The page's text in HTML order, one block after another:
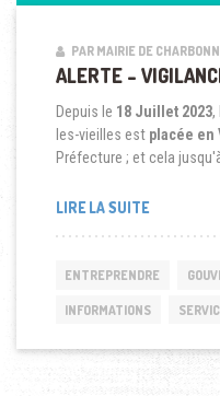
PAR MAIRIE DE
ALERTE –
Depuis le 18 Juillet 2023,
les-vieilles est placée en
Préfecture ; et cela
LIRE LA SUITE
ENTREPRENDRE
INFORMATIONS